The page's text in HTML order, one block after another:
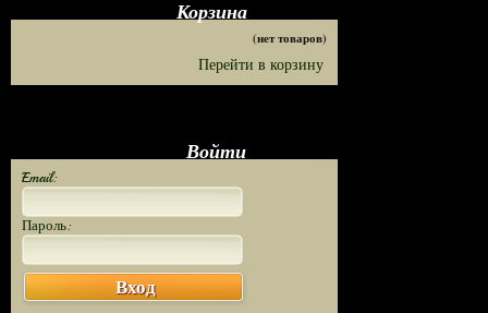
Корзина
(нет товаров)
Перейти в корзину
Войти
Email:
Пароль:
Вход